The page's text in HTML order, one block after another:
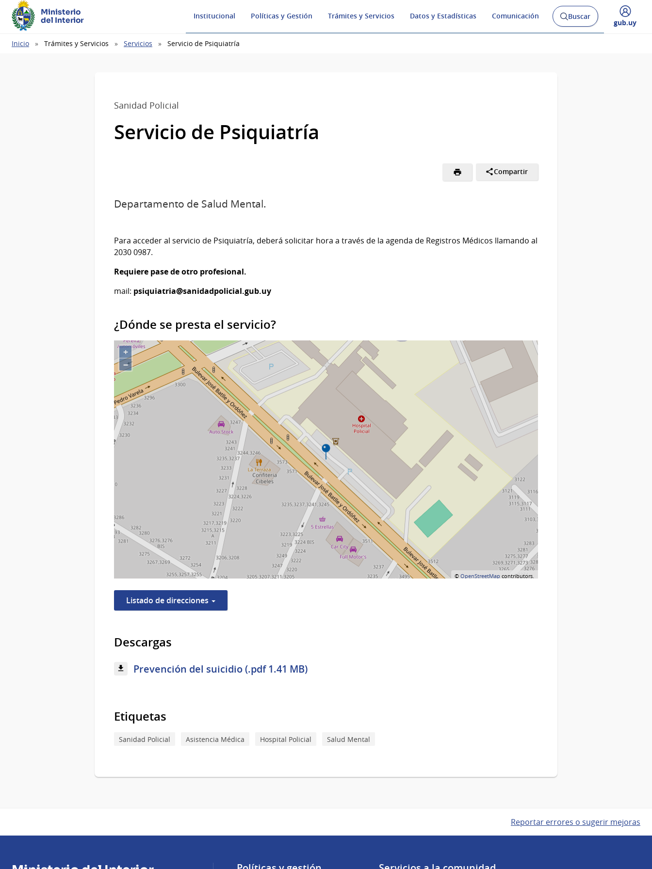
Ministerio
del Interior
Institucional Políticas y Gestión Trámites y Servicios Datos y Estadísticas Comunicación
Abrir
buscador
Buscar
Desplegar
gub.uy
Ruta
Inicio Trámites y Servicios Servicios Servicio de Psiquiatría
Sanidad Policial
Servicio de Psiquiatría
Compartir
Departamento de Salud Mental.
Para acceder al servicio de Psiquiatría, deberá solicitar hora a través de la agenda de Registros Médicos llamando al
2030 0987.
Requiere pase de otro profesional.
mail: psiquiatria@sanidadpolicial.gub.uy
¿Dónde se presta el servicio?
+
−
©OpenStreetMap contributors.
Listado de direcciones
Descargas
Prevención del suicidio (.pdf 1.41 MB)
Etiquetas
Sanidad Policial Asistencia Médica Hospital Policial Salud Mental
Reportar errores o sugerir mejoras